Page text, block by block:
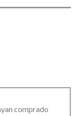
comprado